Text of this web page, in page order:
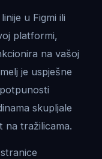
u Figmi ili
platformi,
na vašoj
je uspješne
skupljale
na tražilicama.